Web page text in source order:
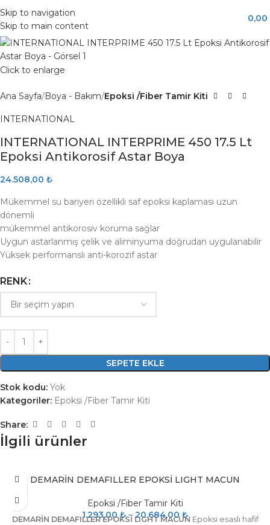
Skip to navigation
Skip to main content
0,00
SOLD
OUT
Click to enlarge
Ana Sayfa Boya - Bakım Epoksi /Fiber Tamir Kiti
INTERNATIONAL
INTERNATIONAL INTERPRIME 450 17.5 Lt
Epoksi Antikorosif Astar Boya
24.508,00 ₺
Mükemmel su bariyeri özellikli saf epoksi kaplaması uzun
dönemli
mükemmel antikorosiv koruma sağlar
Uygun astarlanmış çelik ve aliminyuma doğrudan uygulanabilir
Yüksek performanslı anti-korozif astar
RENK
SEPETE EKLE
Stok kodu: Yok
Kategoriler: Epoksi /Fiber Tamir Kiti
Share:
İlgili ürünler
DEMARİN DEMAFILLER EPOKSİ LIGHT MACUN
Epoksi /Fiber Tamir Kiti
1.293,00₺ – 20.684,00₺
DEMARİN DEMAFILLER EPOKSİ LIGHT MACUN Epoksi esaslı hafif